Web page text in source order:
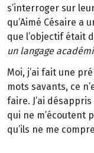
s’interroger sur
qu’Aimé Césaire a
que l’objectif était
un langage
Moi, j’ai fait une
mots savants, ce
faire. J’ai
qui ne m’écoutent
qu’ils ne me